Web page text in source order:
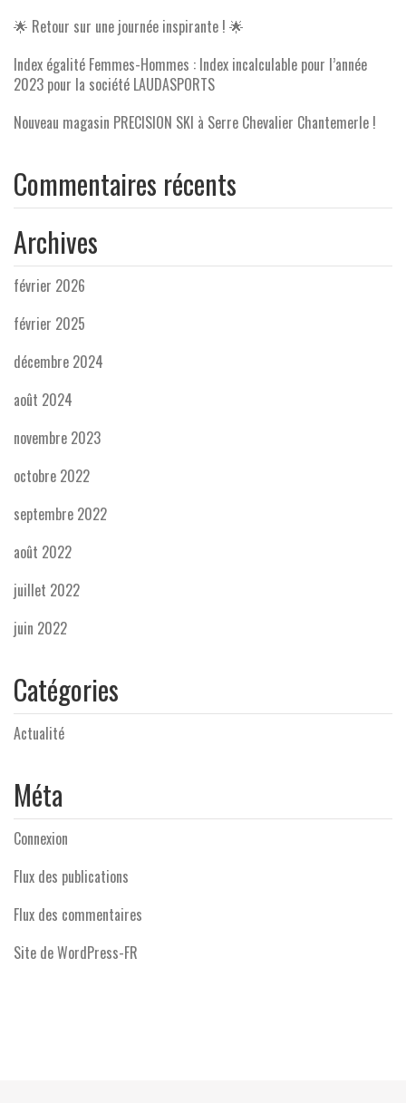
🌟 Retour sur une journée inspirante ! 🌟
Index égalité Femmes-Hommes : Index incalculable pour l’année
2023 pour la société LAUDASPORTS
Nouveau magasin PRECISION SKI à Serre Chevalier Chantemerle !
Commentaires récents
Archives
février 2026
février 2025
décembre 2024
août 2024
novembre 2023
octobre 2022
septembre 2022
août 2022
juillet 2022
juin 2022
Catégories
Actualité
Méta
Connexion
Flux des publications
Flux des commentaires
Site de WordPress-FR